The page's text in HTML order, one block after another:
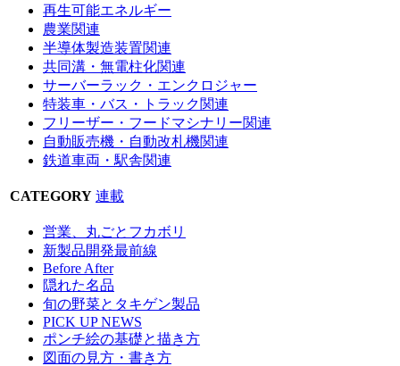
再生可能エネルギー
農業関連
半導体製造装置関連
共同溝・無電柱化関連
サーバーラック・エンクロジャー
特装車・バス・トラック関連
フリーザー・フードマシナリー関連
自動販売機・自動改札機関連
鉄道車両・駅舎関連
CATEGORY 連載
営業、丸ごとフカボリ
新製品開発最前線
Before After
隠れた名品
旬の野菜とタキゲン製品
PICK UP NEWS
ポンチ絵の基礎と描き方
図面の見方・書き方